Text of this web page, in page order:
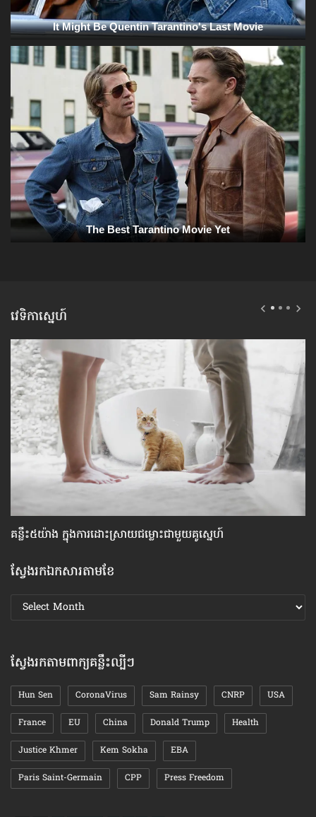
វេទិកាស្នេហ៍
គន្លឹះ៥យ៉ាង ក្នុង​ការដោះស្រាយ​ជម្លោះ​ជាមួយ​គូស្នេហ៍
ស្វែងរកឯកសារតាមខែ
ស្វែងរក
ឯកសារ
ស្វែងរកតាមពាក្យគន្លឹះល្បីៗ
Hun Sen CoronaVirus Sam Rainsy CNRP USA
France EU China Donald Trump Health
Justice Khmer Kem Sokha EBA
Paris Saint-Germain CPP Press Freedom